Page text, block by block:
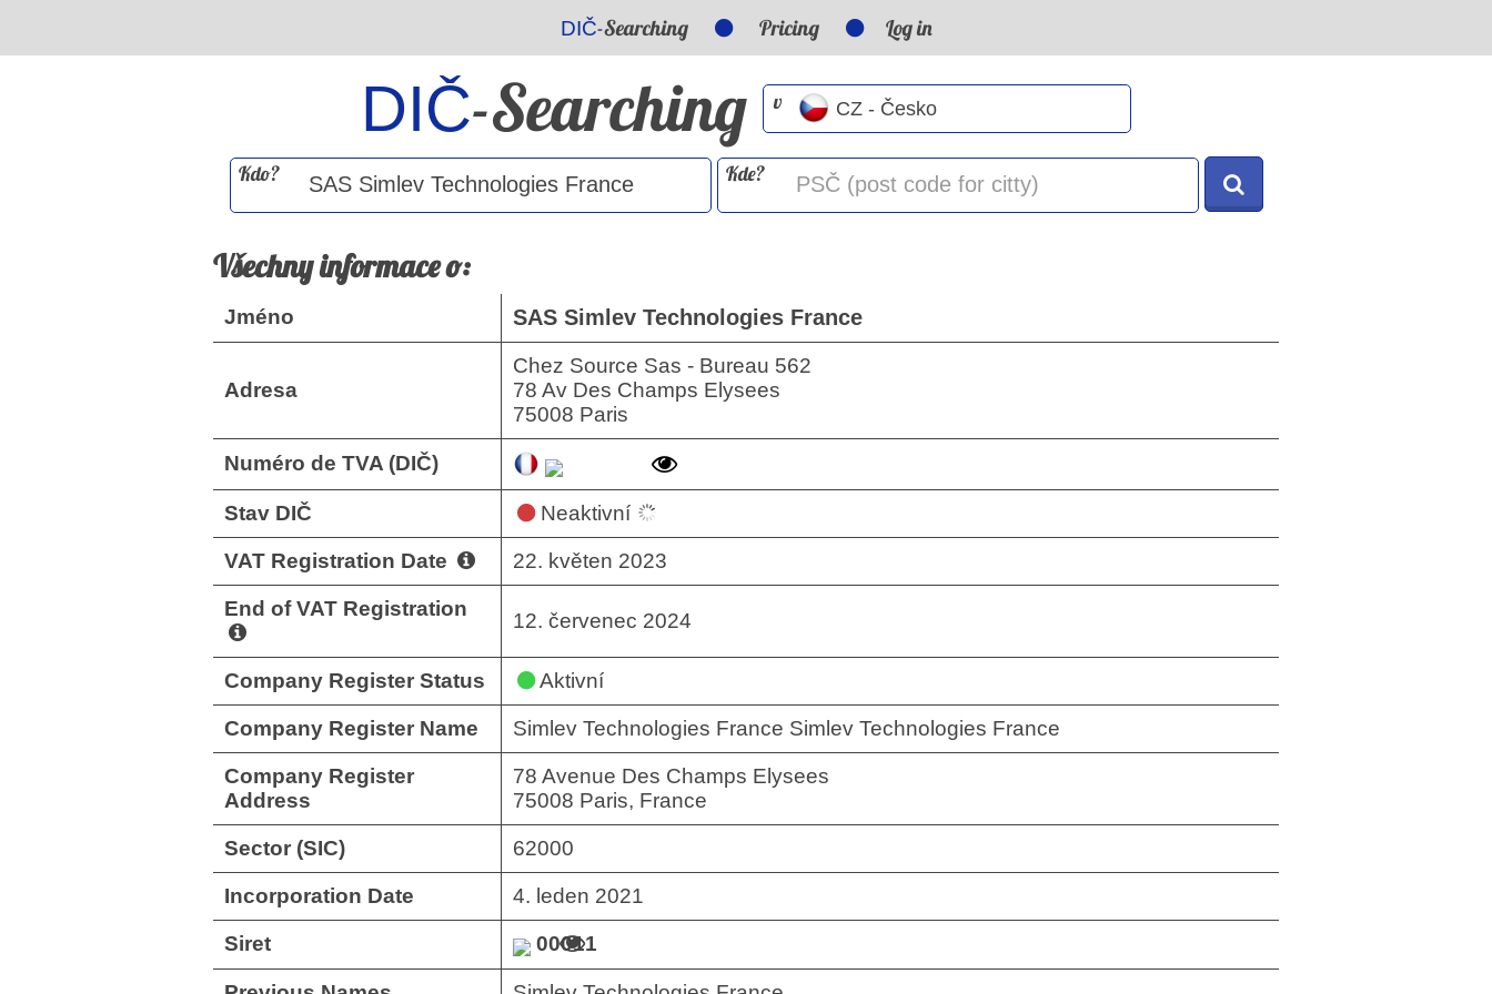
DIČ-Searching Pricing Log in
DIČ-Searching v
Kdo? Kde?
Všechny informace o:
Jméno SAS Simlev Technologies France
Adresa
Chez Source Sas - Bureau 562
78 Av Des Champs Elysees
75008 Paris
Numéro de TVA (DIČ)
Stav DIČ Neaktivní
VAT Registration Date 22. květen 2023
End of VAT Registration
12. červenec 2024
Company Register Status Aktivní
Company Register Name Simlev Technologies France Simlev Technologies France
Company Register
Address
78 Avenue Des Champs Elysees
75008 Paris, France
Sector (SIC) 62000
Incorporation Date 4. leden 2021
Siret 00011